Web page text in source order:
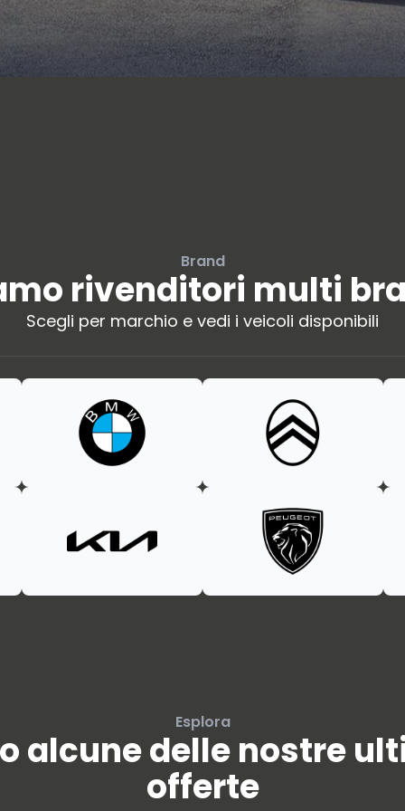
Brand
rivenditori multi
Scegli per marchio e vedi i veicoli disponibili
Esplora
alcune delle nostre
offerte